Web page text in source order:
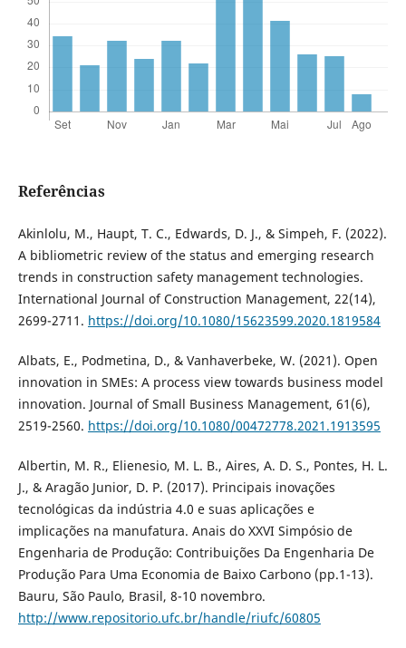
Referências
Akinlolu, M., Haupt, T. C., Edwards, D. J., & Simpeh, F. (2022).
A bibliometric review of the status and emerging research
trends in construction safety management technologies.
International Journal of Construction Management, 22(14),
2699-2711. https://doi.org/10.1080/15623599.2020.1819584
Albats, E., Podmetina, D., & Vanhaverbeke, W. (2021). Open
innovation in SMEs: A process view towards business model
innovation. Journal of Small Business Management, 61(6),
2519-2560. https://doi.org/10.1080/00472778.2021.1913595
Albertin, M. R., Elienesio, M. L. B., Aires, A. D. S., Pontes, H. L.
J., & Aragão Junior, D. P. (2017). Principais inovações
tecnológicas da indústria 4.0 e suas aplicações e
implicações na manufatura. Anais do XXVI Simpósio de
Engenharia de Produção: Contribuições Da Engenharia De
Produção Para Uma Economia de Baixo Carbono (pp.1-13).
Bauru, São Paulo, Brasil, 8-10 novembro.
http://www.repositorio.ufc.br/handle/riufc/60805